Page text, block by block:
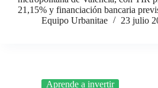
21,15% y financiación bancaria
Equipo Urbanitae
23 julio
Aprende a invertir